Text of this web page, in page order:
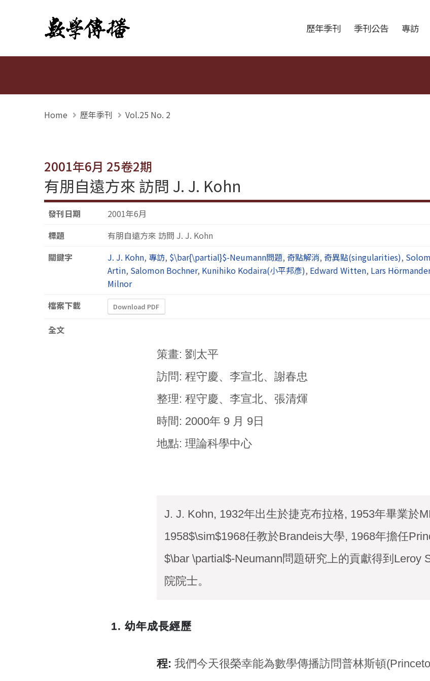
數學傳播 歷年季刊 季刊公告 專訪
Home 歷年季刊 Vol.25 No. 2
2001年6月 25卷2期
有朋自遠方來 訪問 J. J. Kohn
發刊日期
2001年6月
標題
有朋自遠方來 訪問 J. J. Kohn
關鍵字
J. J. Kohn, 專訪, $\bar{\partial}$-Neumann問題, 奇點解消, 奇異點(singularities),
Artin, Salomon Bochner, Kunihiko Kodaira(小平邦彥), Edward Witten, Lars Hörmander
Milnor
檔案下載
Download PDF
全文
策畫: 劉太平
訪問: 程守慶、李宣北、謝春忠
整理: 程守慶、李宣北、張清煇
時間: 2000年 9 月 9日
地點: 理論科學中心
J. J. Kohn, 1932年出生於捷克布拉格, 1953年畢業於
1958$\sim$1968任教於Brandeis大學, 1968年擔任
$\bar \partial$-Neumann問題研究上的貢獻得到Leroy
院院士。
1. 幼年成長經歷
程: 我們今天很榮幸能為數學傳播訪問普林斯頓